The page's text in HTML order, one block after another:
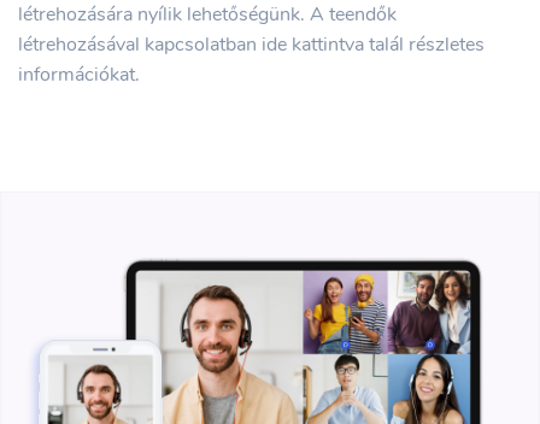
létrehozására nyílik lehetőségünk. A teendők
létrehozásával kapcsolatban ide kattintva talál részletes
információkat.